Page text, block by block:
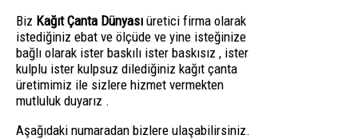
Biz Kağıt Çanta Dünyası üretici firma olarak
istediğiniz ebat ve ölçüde ve yine isteğinize
bağlı olarak ister baskılı ister baskısız , ister
kulplu ister kulpsuz dilediğiniz kağıt çanta
üretimimiz ile sizlere hizmet vermekten
mutluluk duyarız .
Aşağıdaki numaradan bizlere ulaşabilirsiniz.